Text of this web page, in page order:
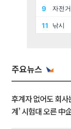
주요뉴스
후계자 없어도 회
계’ 시험대 오른 中